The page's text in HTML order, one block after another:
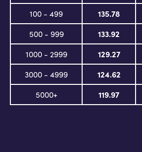
100 - 499
135.78
500 - 999
133.92
1000 - 2999
129.27
3000 - 4999
124.62
5000+
119.97